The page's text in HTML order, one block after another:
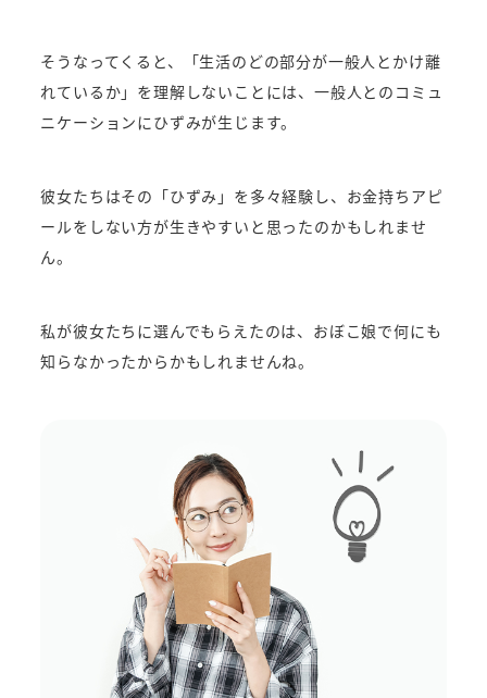
そうなってくると、「生活のどの部分が一般人とかけ離
れているか」を理解しないことには、一般人とのコミュ
ニケーションにひずみが生じます。
彼女たちはその「ひずみ」を多々経験し、お金持ちアピ
ールをしない方が生きやすいと思ったのかもしれませ
ん。
私が彼女たちに選んでもらえたのは、おぼこ娘で何にも
知らなかったからかもしれませんね。